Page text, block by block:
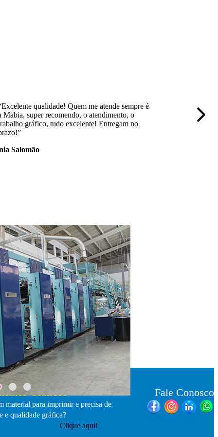
qualidade! Quem me atende sempre é
Mabia, super recomendo, o atendimento, o
gráfico, tudo excelente! Entregam no
Salomão
Gráficos
material para imprimir e precisa de
e qualidade gráfica?
Clique aqui!
Fale Conosco